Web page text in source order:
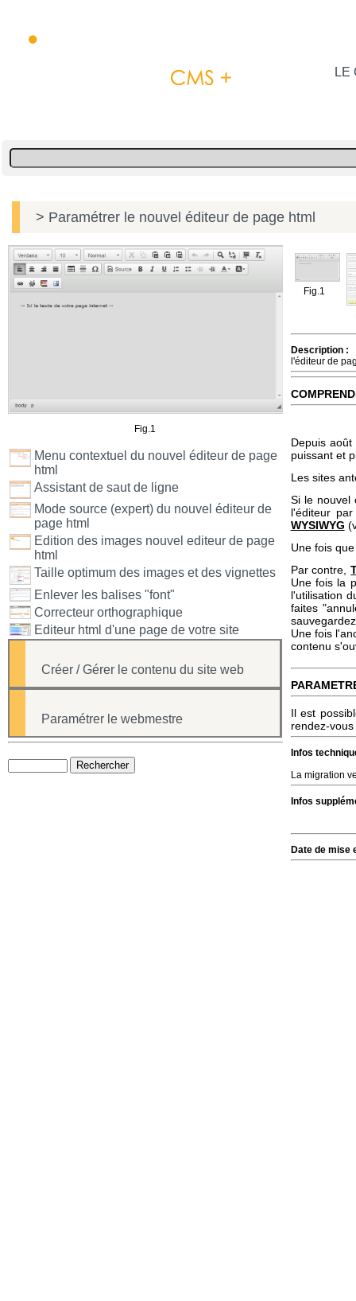
LE
> Paramétrer le nouvel éditeur de page html
Fig.1
Menu contextuel du nouvel éditeur de page
html
Assistant de saut de ligne
Mode source (expert) du nouvel éditeur de
page html
Edition des images nouvel editeur de page
html
Taille optimum des images et des vignettes
Enlever les balises "font"
Correcteur orthographique
Editeur html d'une page de votre site
Créer / Gérer le contenu du site web
Paramétrer le webmestre
Fig.1
Description :
l'éditeur de
Depuis
puissant et
Les sites
Si le nouvel
l'éditeur
WYSIWYG
Une fois
Par contre,
Une fois la
l'utilisation
faites
Une fois
contenu
Il est
rendez-
Infos
La migration
Infos
Date de mise